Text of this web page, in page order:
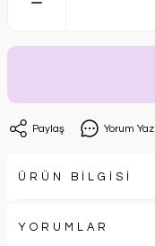
Paylaş Yorum Yaz
ÜRÜN BİLGİSİ
YORUMLAR